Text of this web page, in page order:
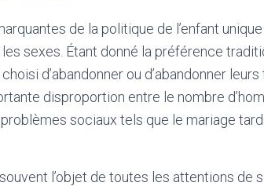
de la politique de l’enfant
sexes. Étant donné la préférence
d’abandonner ou d’abandonner leurs
disproportion entre le nombre
sociaux tels que le mariage
l’objet de toutes les attentions de